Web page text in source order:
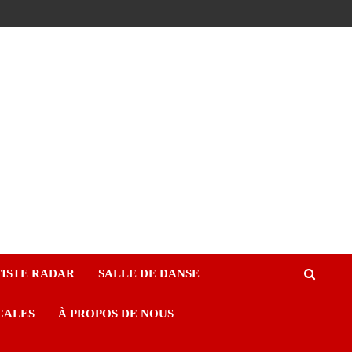
RADAR SALLE DE DANSE
À PROPOS DE NOUS